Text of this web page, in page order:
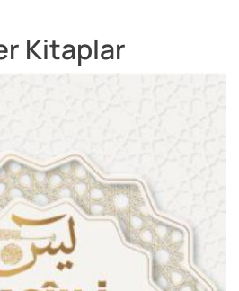
Kitaplar